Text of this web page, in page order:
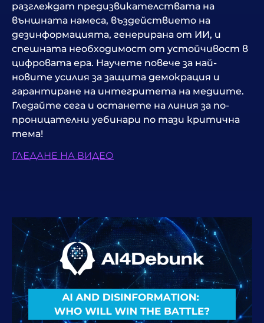
разглеждат предизвикателствата на
външната намеса, въздействието на
дезинформацията, генерирана от ИИ, и
спешната необходимост от устойчивост в
цифровата ера. Научете повече за най-
новите усилия за защита демокрация и
гарантиране на интегритета на медиите.
Гледайте сега и останете на линия за по-
проницателни уебинари по тази критична
тема!
ГЛЕДАНЕ НА ВИДЕО